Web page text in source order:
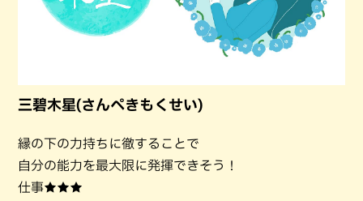
三碧木星(さんぺきもくせい)
縁の下の力持ちに徹することで
自分の能力を最大限に発揮できそう！
仕事★★★